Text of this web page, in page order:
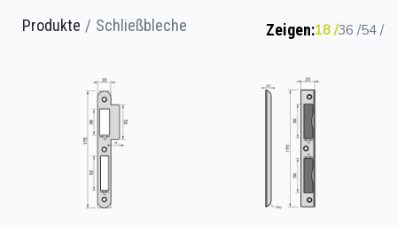
Produkte Schließbleche Zeigen:18 36 54